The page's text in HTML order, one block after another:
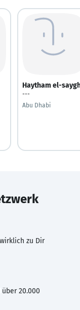
Haytham el-
---
Abu Dhabi
zu Dir
20.000